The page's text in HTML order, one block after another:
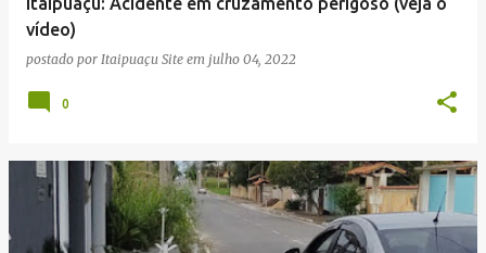
vídeo)
postado por Itaipuaçu Site em julho 04, 2022
0